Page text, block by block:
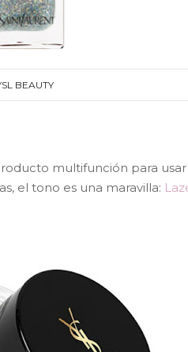
BEAUTY
multifunción para
el tono es una maravilla: